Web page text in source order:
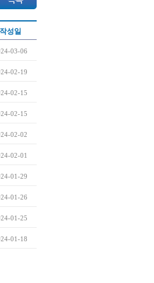
작성일
03-06
02-19
02-15
02-15
02-02
02-01
01-29
01-26
01-25
01-18